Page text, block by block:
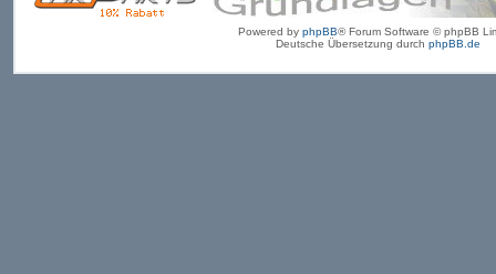
Powered by phpBB® Forum Software © phpBB
Deutsche Übersetzung durch phpBB.de